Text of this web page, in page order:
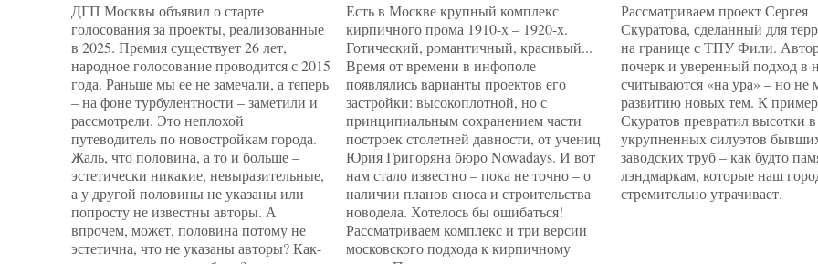
ДГП Москвы объявил о старте
голосования за проекты, реализованные
в 2025. Премия существует 26 лет,
народное голосование проводится с 2015
года. Раньше мы ее не замечали, а теперь
– на фоне турбулентности – заметили и
рассмотрели. Это неплохой
путеводитель по новостройкам города.
Жаль, что половина, а то и больше –
эстетически никакие, невыразительные,
а у другой половины не указаны или
попросту не известны авторы. А
впрочем, может, половина потому не
эстетична, что не указаны авторы? Как-
Есть в Москве крупный комплекс
кирпичного прома 1910-х – 1920-х.
Готический, романтичный, красивый...
Время от времени в инфополе
появлялись варианты проектов его
застройки: высокоплотной, но с
принципиальным сохранением части
построек столетней давности, от учениц
Юрия Григоряна бюро Nowadays. И вот
нам стало известно – пока не точно – о
наличии планов сноса и строительства
новодела. Хотелось бы ошибаться!
Рассматриваем комплекс и три версии
московского подхода к кирпичному
Рассматриваем проект Сергея
Скуратова, сделанный для
на границе с ТПУ Фили.
почерк и уверенный подход в
считываются «на ура» – но не
развитию новых тем. К
Скуратов превратил высотки
укрупненных силуэтов
заводских труб – как будто
лэндмаркам, которые наш
стремительно утрачивает.